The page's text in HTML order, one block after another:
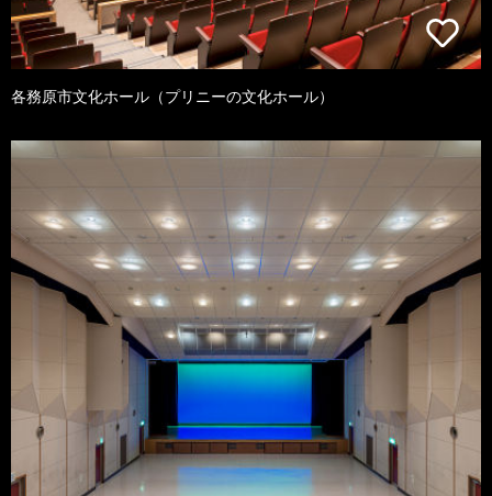
各務原市文化ホール（プリニーの文化ホール）